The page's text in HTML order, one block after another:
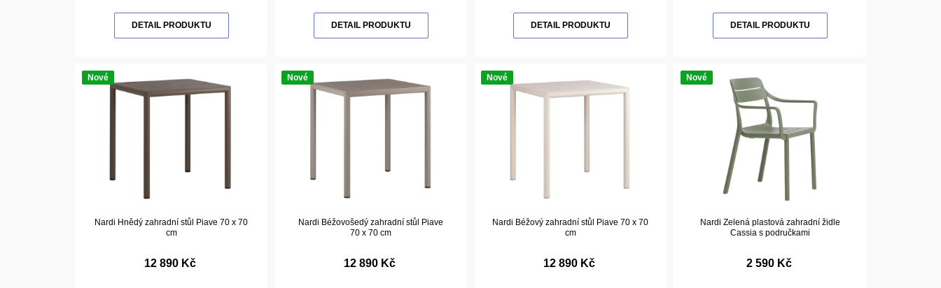
DETAIL PRODUKTU DETAIL PRODUKTU DETAIL PRODUKTU DETAIL PRODUKTU
Nové
Nardi Hnědý zahradní stůl Piave 70 x 70
cm
12 890 Kč
Nové
Nardi Béžovošedý zahradní stůl Piave
70 x 70 cm
12 890 Kč
Nové
Nardi Béžový zahradní stůl Piave 70 x 70
cm
12 890 Kč
Nové
Nardi Zelená plastová zahradní židle
Cassia s područkami
2 590 Kč